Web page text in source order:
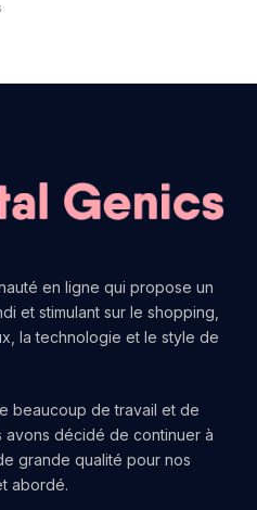
en ligne qui propose un
et stimulant sur le shopping,
la technologie et le style de
beaucoup de travail et de
avons décidé de continuer à
grande qualité pour nos
abordé.